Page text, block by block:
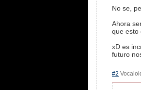
No se,
Ahora
que esto
xD es
futuro
#2